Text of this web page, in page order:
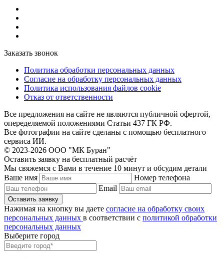
Заказать звонок
Политика обработки персональных данных
Согласие на обработку персональных данных
Политика использования файлов cookie
Отказ от ответственности
Все предложения на сайте не являются публичной офертой,
опеределяемой положениями Статьи 437 ГК РФ.
Все фотографии на сайте сделаны с помощью бесплатного
сервиса ИИ.
© 2023-2026 ООО "МК Буран"
Оставить заявку на бесплатный расчёт
Мы свяжемся с Вами в течение 10 минут и обсудим детали
Ваше имя
Номер телефона
Email
Нажимая на кнопку вы даете согласие на обработку своих
персональных данных в соответствии с политикой обработки
персональных данных
Выберите город